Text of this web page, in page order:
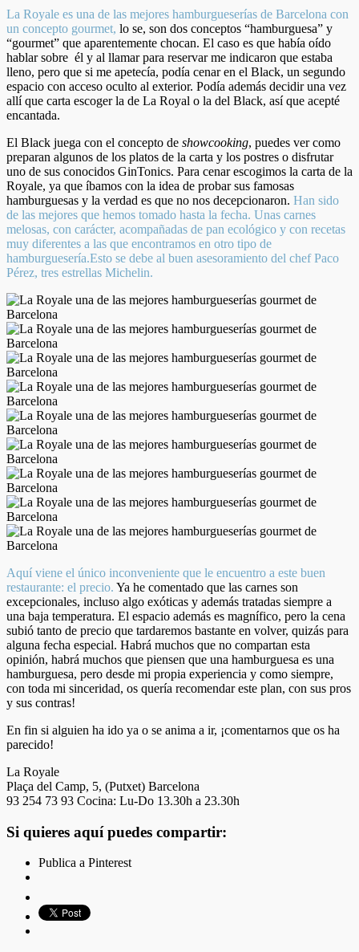
La Royale es una de las mejores hamburgueserías de Barcelona con
un concepto gourmet, lo se, son dos conceptos “hamburguesa” y
“gourmet” que aparentemente chocan. El caso es que había oído
hablar sobre él y al llamar para reservar me indicaron que estaba
lleno, pero que si me apetecía, podía cenar en el Black, un segundo
espacio con acceso oculto al exterior. Podía además decidir una vez
allí que carta escoger la de La Royal o la del Black, así que acepté
encantada.
El Black juega con el concepto de showcooking, puedes ver como
preparan algunos de los platos de la carta y los postres o disfrutar
uno de sus conocidos GinTonics. Para cenar escogimos la carta de la
Royale, ya que íbamos con la idea de probar sus famosas
hamburguesas y la verdad es que no nos decepcionaron. Han sido
de las mejores que hemos tomado hasta la fecha. Unas carnes
melosas, con carácter, acompañadas de pan ecológico y con recetas
muy diferentes a las que encontramos en otro tipo de
hamburguesería.Esto se debe al buen asesoramiento del chef Paco
Pérez, tres estrellas Michelin.
Aquí viene el único inconveniente que le encuentro a este buen
restaurante: el precio. Ya he comentado que las carnes son
excepcionales, incluso algo exóticas y además tratadas siempre a
una baja temperatura. El espacio además es magnífico, pero la cena
subió tanto de precio que tardaremos bastante en volver, quizás para
alguna fecha especial. Habrá muchos que no compartan esta
opinión, habrá muchos que piensen que una hamburguesa es una
hamburguesa, pero desde mi propia experiencia y como siempre,
con toda mi sinceridad, os quería recomendar este plan, con sus pros
y sus contras!
En fin si alguien ha ido ya o se anima a ir, ¡comentarnos que os ha
parecido!
La Royale
Plaça del Camp, 5, (Putxet) Barcelona
93 254 73 93 Cocina: Lu-Do 13.30h a 23.30h
Si quieres aquí puedes compartir:
Publica a Pinterest